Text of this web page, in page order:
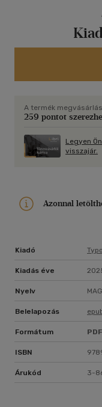
ezt a világhoz
létrejövő
Elgondolása szerint
hagyomány a
megvalósítására
demokratikus
szolgálhat a
A termék
259 pontot
Legyen
visszajár.
Azonnal
Kiadó
Kiadás éve
Nyelv
Belelapozás
Formátum PDF
ISBN
Árukód 3-